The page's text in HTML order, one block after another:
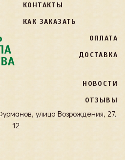
КОНТАКТЫ
КАК ЗАКАЗАТЬ
ОПЛАТА
ДОСТАВКА
НОВОСТИ
ОТЗЫВЫ
улица Возрождения, 27,
12